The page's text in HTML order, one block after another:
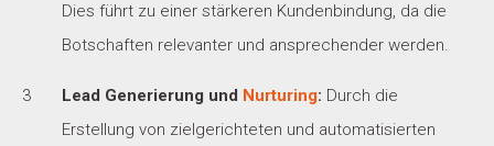
Dies führt zu einer stärkeren Kundenbindung, da die
Botschaften relevanter und ansprechender werden.
Lead Generierung und Nurturing: Durch die
Erstellung von zielgerichteten und automatisierten